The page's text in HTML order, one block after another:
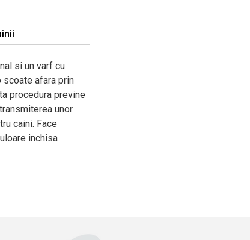
si un varf cu
scoate afara prin
procedura previne
unor
caini. Face
inchisa